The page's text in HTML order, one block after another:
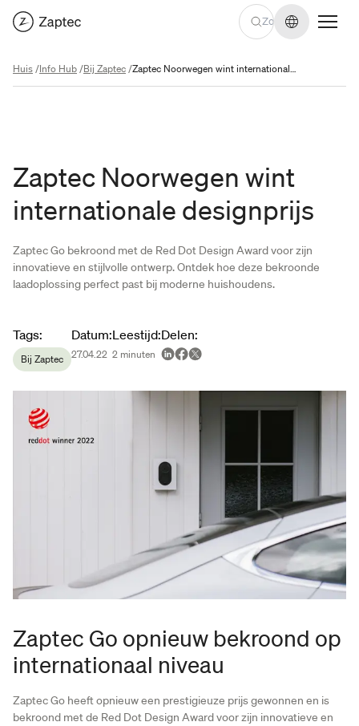
Taal
Huis/Info Hub/Bij Zaptec/ Zaptec Noorwegen wint internationale designprijs
Zaptec Noorwegen wint
internationale designprijs
Zaptec Go bekroond met de Red Dot Design Award voor zijn
innovatieve en stijlvolle ontwerp. Ontdek hoe deze bekroonde
laadoplossing perfect past bij moderne huishoudens.
Article metadata
Tags:
Bij Zaptec
Datum:
27.04.22
Leestijd:
2 minuten
Delen:
Zaptec Go opnieuw bekroond op
internationaal niveau
Zaptec Go heeft opnieuw een prestigieuze prijs gewonnen en is
bekroond met de Red Dot Design Award voor zijn innovatieve en